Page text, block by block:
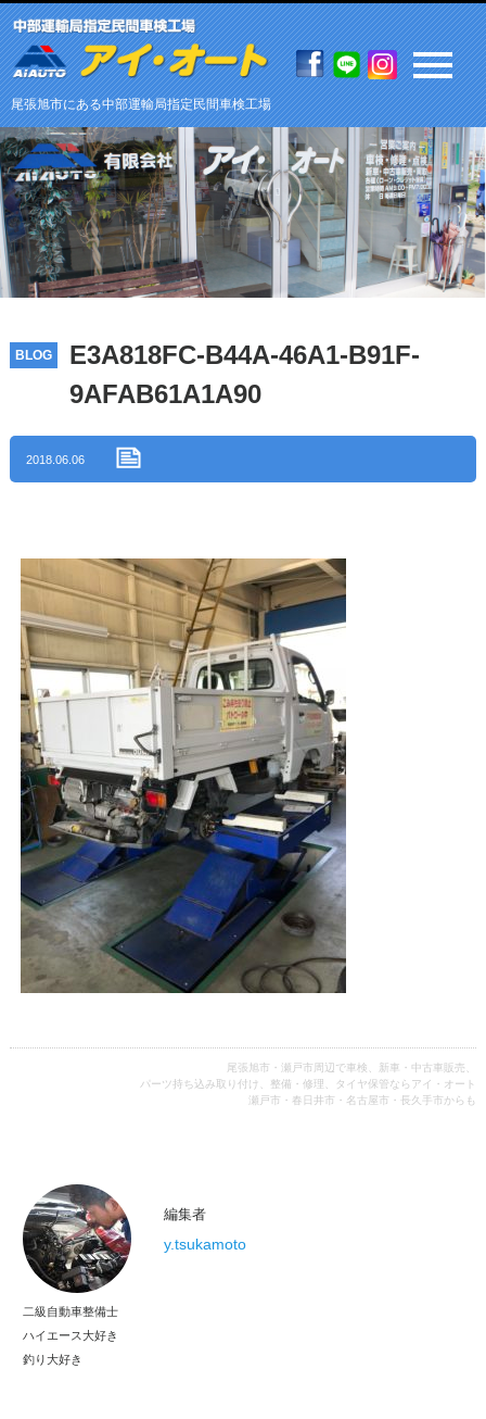
尾張旭市にある中部運輸局指定民間車検工場
E3A818FC-B44A-46A1-B91F-
9AFAB61A1A90
BLOG
2018.06.06
尾張旭市・瀬戸市周辺で車検、新車・中古車販売、
パーツ持ち込み取り付け、整備・修理、タイヤ保管ならアイ・オート
瀬戸市・春日井市・名古屋市・長久手市からも
編集者
y.tsukamoto
二級自動車整備士
ハイエース大好き
釣り大好き